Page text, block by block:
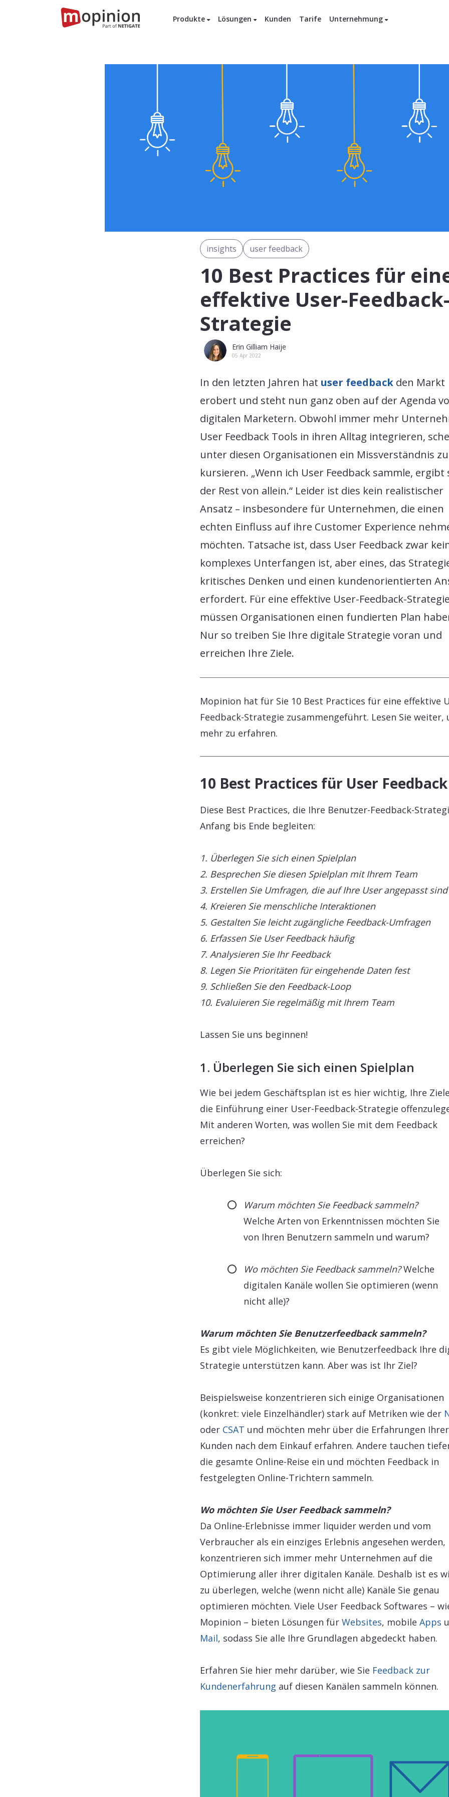
Produkte Lösungen Kunden Tarife Unternehmung
insights user feedback
10 Best Practices für
effektive User-Feedback-
Strategie
Erin Gilliam Haije
05 Apr 2022
In den letzten Jahren hat user feedback den Markt
erobert und steht nun ganz oben auf der Agenda
digitalen Marketern. Obwohl immer mehr
User Feedback Tools in ihren Alltag integrieren,
unter diesen Organisationen ein Missverständnis zu
kursieren. „Wenn ich User Feedback sammle, ergibt
der Rest von allein.“ Leider ist dies kein realistischer
Ansatz – insbesondere für Unternehmen, die einen
echten Einfluss auf ihre Customer Experience
möchten. Tatsache ist, dass User Feedback zwar
komplexes Unterfangen ist, aber eines, das
kritisches Denken und einen kundenorientierten
erfordert. Für eine effektive User-Feedback-Strategie
müssen Organisationen einen fundierten Plan
Nur so treiben Sie Ihre digitale Strategie voran und
erreichen Ihre Ziele.
Mopinion hat für Sie 10 Best Practices für eine effektive
Feedback-Strategie zusammengeführt. Lesen Sie weiter,
mehr zu erfahren.
10 Best Practices für User Feedback
Diese Best Practices, die Ihre Benutzer-Feedback-
Anfang bis Ende begleiten:
1. Überlegen Sie sich einen Spielplan
2. Besprechen Sie diesen Spielplan mit Ihrem Team
3. Erstellen Sie Umfragen, die auf Ihre User angepasst sind
4. Kreieren Sie menschliche Interaktionen
5. Gestalten Sie leicht zugängliche Feedback-Umfragen
6. Erfassen Sie User Feedback häufig
7. Analysieren Sie Ihr Feedback
8. Legen Sie Prioritäten für eingehende Daten fest
9. Schließen Sie den Feedback-Loop
10. Evaluieren Sie regelmäßig mit Ihrem Team
Lassen Sie uns beginnen!
1. Überlegen Sie sich einen Spielplan
Wie bei jedem Geschäftsplan ist es hier wichtig, Ihre
die Einführung einer User-Feedback-Strategie
Mit anderen Worten, was wollen Sie mit dem Feedback
erreichen?
Überlegen Sie sich:
Warum möchten Sie Feedback sammeln?
Welche Arten von Erkenntnissen möchten Sie
von Ihren Benutzern sammeln und warum?
Wo möchten Sie Feedback sammeln?Welche
digitalen Kanäle wollen Sie optimieren (wenn
nicht alle)?
Warum möchten Sie Benutzerfeedback sammeln?
Es gibt viele Möglichkeiten, wie Benutzerfeedback Ihre
Strategie unterstützen kann. Aber was ist Ihr Ziel?
Beispielsweise konzentrieren sich einige Organisationen
(konkret: viele Einzelhändler) stark auf Metriken wie der
oder CSAT und möchten mehr über die Erfahrungen Ihrer
Kunden nach dem Einkauf erfahren. Andere tauchen
die gesamte Online-Reise ein und möchten Feedback in
festgelegten Online-Trichtern sammeln.
Wo möchten Sie User Feedback sammeln?
Da Online-Erlebnisse immer liquider werden und vom
Verbraucher als ein einziges Erlebnis angesehen werden,
konzentrieren sich immer mehr Unternehmen auf die
Optimierung aller ihrer digitalen Kanäle. Deshalb ist es
zu überlegen, welche (wenn nicht alle) Kanäle Sie genau
optimieren möchten. Viele User Feedback Softwares –
Mopinion – bieten Lösungen für Websites, mobile Apps
Mail, sodass Sie alle Ihre Grundlagen abgedeckt haben.
Erfahren Sie hier mehr darüber, wie Sie Feedback zur
Kundenerfahrung auf diesen Kanälen sammeln können.